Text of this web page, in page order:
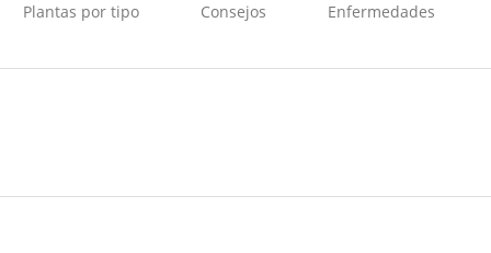
Plantas por tipo Consejos Enfermedades